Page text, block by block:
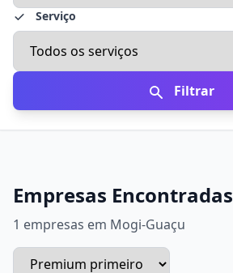
Serviço
Filtrar
Empresas Encontradas
1 empresas em Mogi-Guaçu